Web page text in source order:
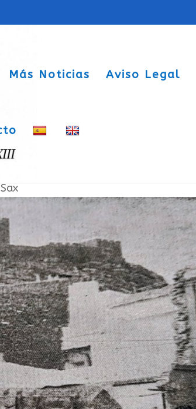
Más Noticias Aviso Legal
Ayuntamiento de Sax